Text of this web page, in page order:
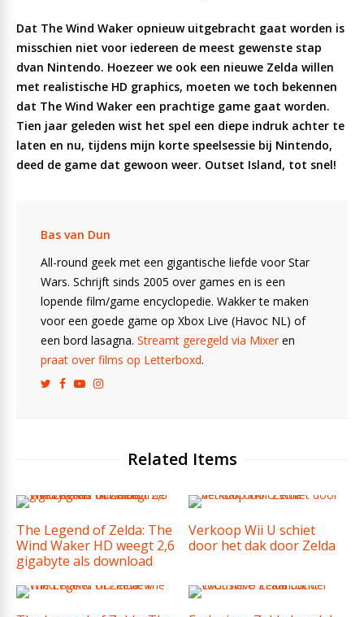
Dat The Wind Waker opnieuw uitgebracht gaat worden is
misschien niet voor iedereen de meest gewenste stap
dvan Nintendo. Hoezeer we ook een nieuwe Zelda willen
met realistische HD graphics, moeten we toch bekennen
dat The Wind Waker een prachtige game gaat worden.
Tien jaar geleden wist het spel een diepe indruk achter te
laten en nu, tijdens mijn korte speelsessie bij Nintendo,
deed de game dat gewoon weer. Outset Island, tot snel!
Bas van Dun
All-round geek met een gigantische liefde voor Star
Wars. Schrijft sinds 2005 over games en is een
lopende film/game encyclopedie. Wakker te maken
voor een goede game op Xbox Live (Havoc NL) of
een bord lasagna. Streamt geregeld via Mixeren
praat over films op Letterboxd.
Related Items
The Legend of Zelda: The
Wind Waker HD weegt 2,6
gigabyte als download
Verkoop Wii U schiet
door het dak door Zelda